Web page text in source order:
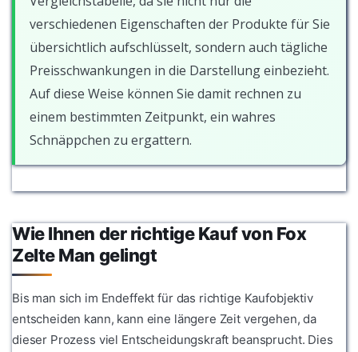
verschiedenen Eigenschaften der Produkte für Sie
übersichtlich aufschlüsselt, sondern auch tägliche
Preisschwankungen in die Darstellung einbezieht.
Auf diese Weise können Sie damit rechnen zu
einem bestimmten Zeitpunkt, ein wahres
Schnäppchen zu ergattern.
Wie Ihnen der richtige Kauf von Fox
Zelte Man gelingt
Bis man sich im Endeffekt für das richtige Kaufobjektiv
entscheiden kann, kann eine längere Zeit vergehen, da
dieser Prozess viel Entscheidungskraft beansprucht. Dies